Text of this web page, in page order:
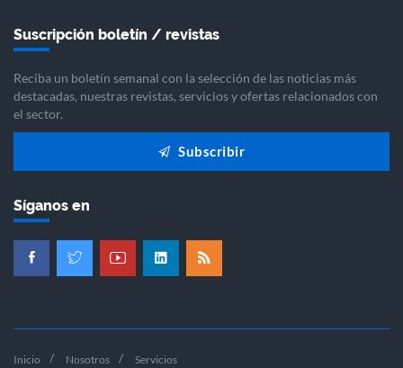
Suscripción boletín / revistas
Reciba un boletín semanal con la selección de las noticias más
destacadas, nuestras revistas, servicios y ofertas relacionados con
el sector.
Subscribir
Síganos en
Inicio Nosotros Servicios